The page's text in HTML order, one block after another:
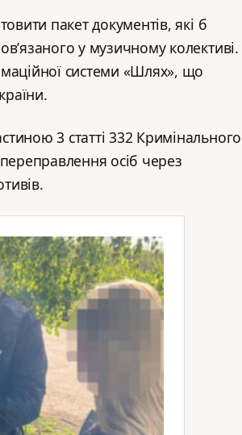
пакет документів, які б
у музичному колективі.
системи «Шлях», що
3 статті 332 Кримінального
осіб через